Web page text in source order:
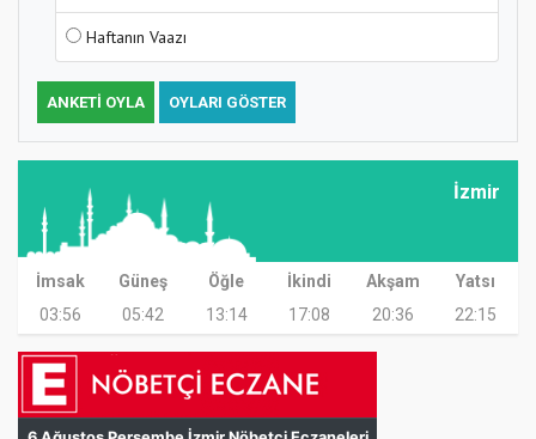
Haftanın Vaazı
ANKETI OYLA OYLARI GÖSTER
İzmir
İmsak Güneş Öğle İkindi Akşam
Yatsı
03:56
05:42 13:14 17:08 20:36 22:15